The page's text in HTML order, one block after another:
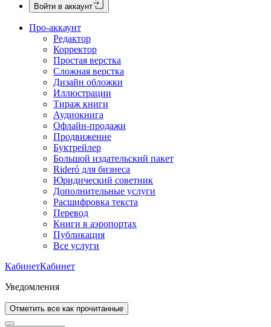
Войти в аккаунт
Про-аккаунт
Редактор
Корректор
Простая верстка
Сложная верстка
Дизайн обложки
Иллюстрации
Тираж книги
Аудиокнига
Офлайн-продажи
Продвижение
Буктрейлер
Большой издательский пакет
Rideró для бизнеса
Юридический советник
Дополнительные услуги
Расшифровка текста
Перевод
Книги в аэропортах
Публикация
Все услуги
КабинетКабинет
Уведомления
Отметить все как прочитанные